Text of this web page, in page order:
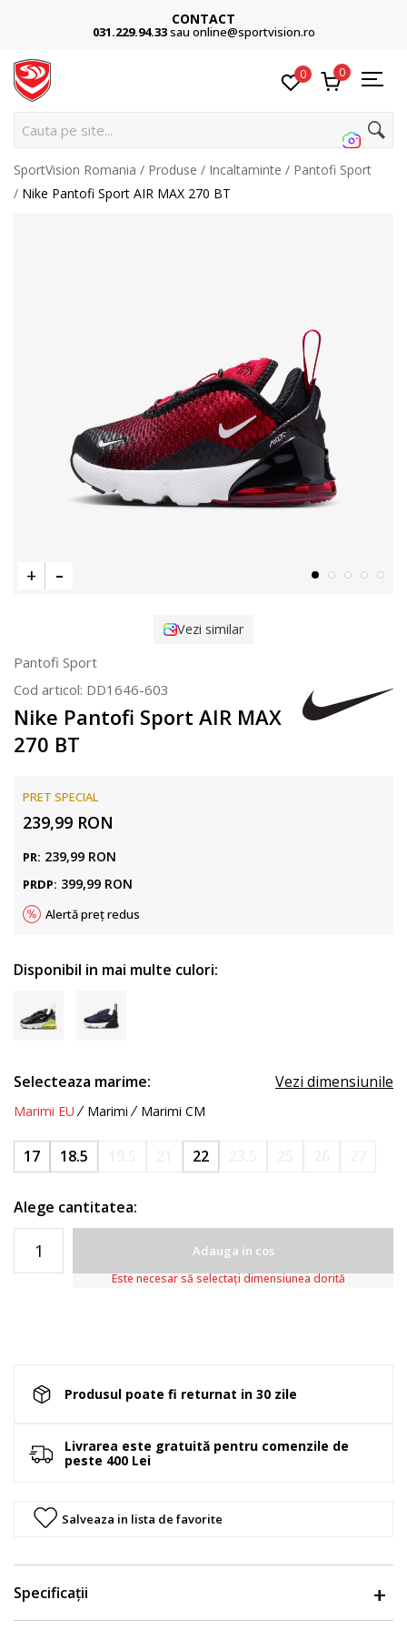
CONTACT
031.229.94.33sau online@sportvision.ro
0 0
Cau
SportVision Romania Produse Incaltaminte
Pantofi Sport
Nike Pantofi Sport AIR MAX 270 BT
Vezi similar
Pantofi Sport
Cod articol: DD1646-603
Nike Pantofi Sport AIR MAX
270 BT
PRET SPECIAL
239,99 RON
PR: 239,99 RON
PRDP: 399,99 RON
Alertă preț redus
Disponibil in mai multe culori:
Selecteaza marime: Vezi dimensiunile
Marimi EU Marimi Marimi CM
17 18.5 22
Alege cantitatea:
Adauga in cos
Este necesar să selectați dimensiunea dorită
Produsul poate fi returnat in 30 zile
Livrarea este gratuită pentru comenzile de
peste 400 Lei
Salveaza in lista de favorite
Specificații